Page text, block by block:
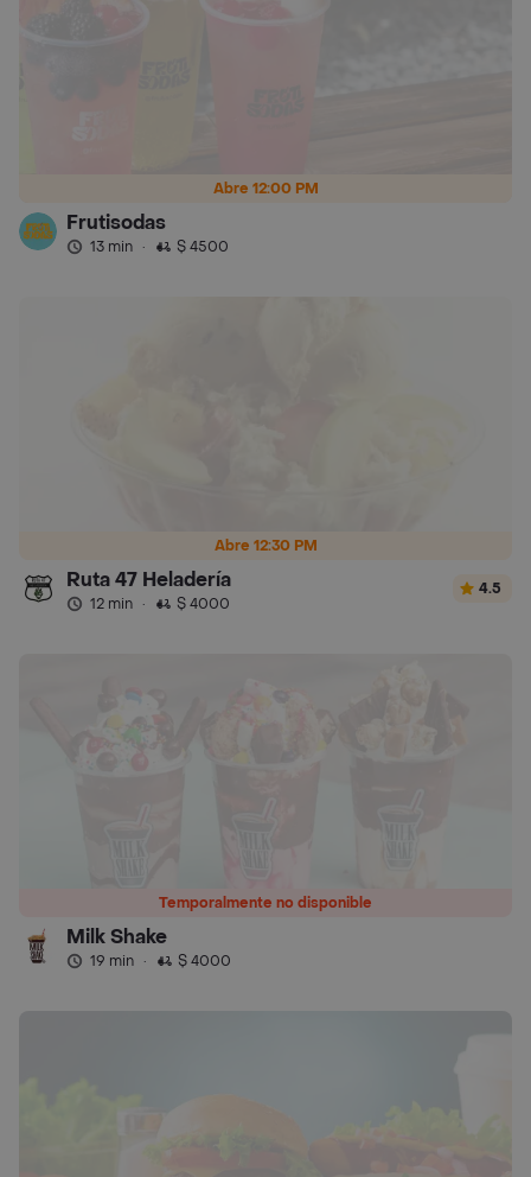
Abre 12:00 PM
Frutisodas
13 min · $ 4500
Abre 12:30 PM
Ruta 47 Heladería
12 min · $ 4000
4.5
Temporalmente no disponible
Milk Shake
19 min · $ 4000